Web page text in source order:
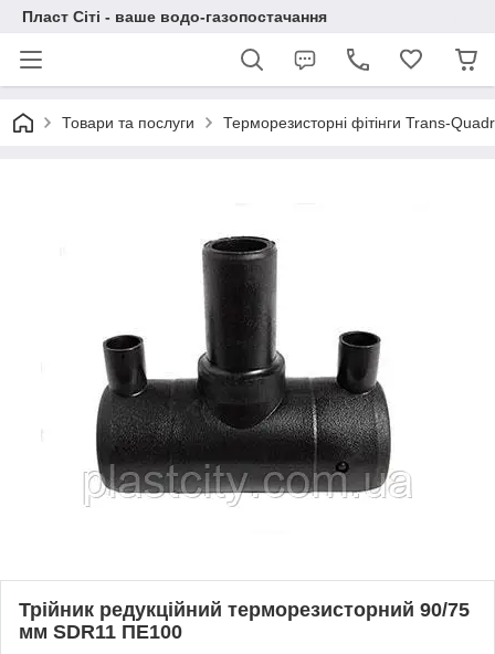
Пласт Сіті - ваше водо-газопостачання
Товари та послуги Терморезисторні фітінги Trans-
Трійник редукційний терморезисторний 90/75
мм SDR11 ПЕ100